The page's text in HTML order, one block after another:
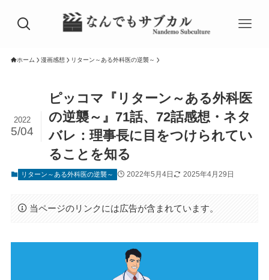
ホーム 漫画感想 リターン～ある外科医の逆襲～
ピッコマ『リターン～ある外科医
の逆襲～』71話、72話感想・ネタ
バレ：理事長に目をつけられてい
ることを知る
2022
5/04
リターン～ある外科医の逆襲～ 2022年5月4日 2025年4月29日
当ページのリンクには広告が含まれています。